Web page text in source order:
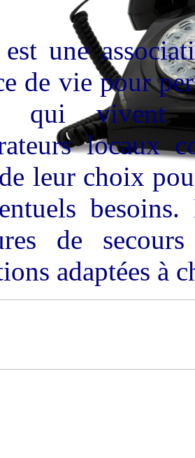
une
de vie pour
qui vivent
locaux
leur choix
de
adaptées à